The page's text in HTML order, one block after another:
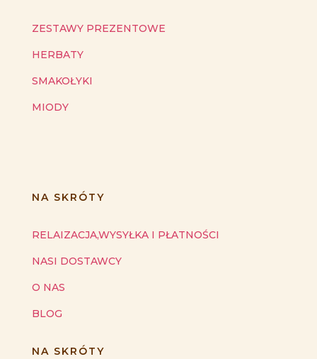
ZESTAWY PREZENTOWE
HERBATY
SMAKOŁYKI
MIODY
NA SKRÓTY
RELAIZACJA,WYSYŁKA I PŁATNOŚCI
NASI DOSTAWCY
O NAS
BLOG
NA SKRÓTY